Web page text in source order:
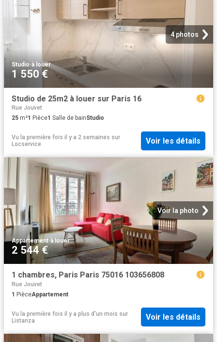
4 photos
Studio·à louer
1 550 €
Studio de 25m2 à louer sur Paris 16
Rue Jouvet
25 m²1 Pièce1 Salle de bainStudio
Vu la première fois il y a 2 semaines sur
Locservice
Voir les détails
Voir la photo
Appartement·à louer
2 544 €
1 chambres, Paris Paris 75016 103656808
Rue Jouvet
1 PièceAppartement
Vu la première fois il y a plus d'un mois sur
Listanza
Voir les détails